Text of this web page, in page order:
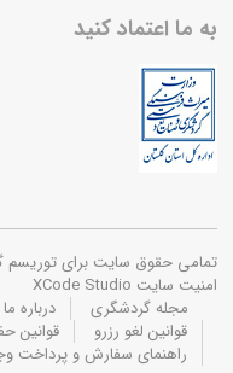
به ما اعتماد کنید
تمامی حقوق سایت برای توریسم
امنیت سایت XCode Studio
مجله گردشگری
درباره ما
قوانین لغو رزرو
قوانین
راهنمای سفارش و پرداخت